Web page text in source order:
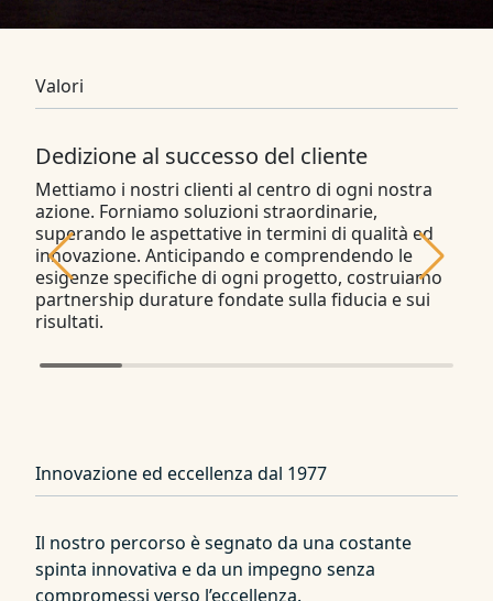
Valori
Dedizione al successo del cliente
Mettiamo i nostri clienti al centro di ogni nostra
azione. Forniamo soluzioni straordinarie,
superando le aspettative in termini di qualità ed
innovazione. Anticipando e comprendendo le
esigenze specifiche di ogni progetto, costruiamo
partnership durature fondate sulla fiducia e sui
risultati.
Innovazione ed eccellenza dal 1977
Il nostro percorso è segnato da una costante
spinta innovativa e da un impegno senza
compromessi verso l’eccellenza.